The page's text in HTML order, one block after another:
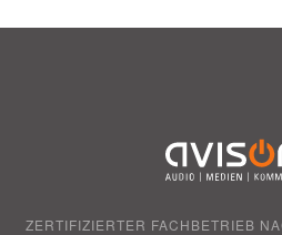
ZERTIFIZIERTER FACHBETRIEB